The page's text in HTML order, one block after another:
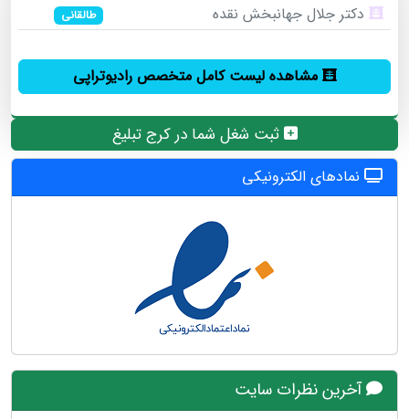
دکتر جلال جهانبخش نقده طالقانی
مشاهده لیست کامل متخصص رادیوتراپی
ثبت شغل شما در کرج تبلیغ
نمادهای الکترونیکی
آخرین نظرات سایت